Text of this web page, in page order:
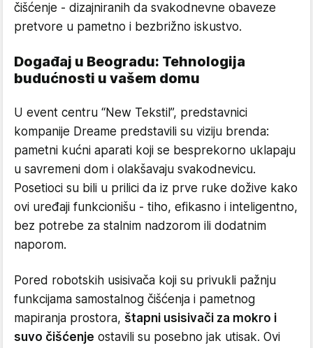
čišćenje - dizajniranih da svakodnevne obaveze
pretvore u pametno i bezbrižno iskustvo.
Događaj u Beogradu: Tehnologija
budućnosti u vašem domu
U event centru “New Tekstil”, predstavnici
kompanije Dreame predstavili su viziju brenda:
pametni kućni aparati koji se besprekorno uklapaju
u savremeni dom i olakšavaju svakodnevicu.
Posetioci su bili u prilici da iz prve ruke dožive kako
ovi uređaji funkcionišu - tiho, efikasno i inteligentno,
bez potrebe za stalnim nadzorom ili dodatnim
naporom.
Pored robotskih usisivača koji su privukli pažnju
funkcijama samostalnog čišćenja i pametnog
mapiranja prostora, štapni usisivači za mokro i
suvo čišćenje ostavili su posebno jak utisak. Ovi